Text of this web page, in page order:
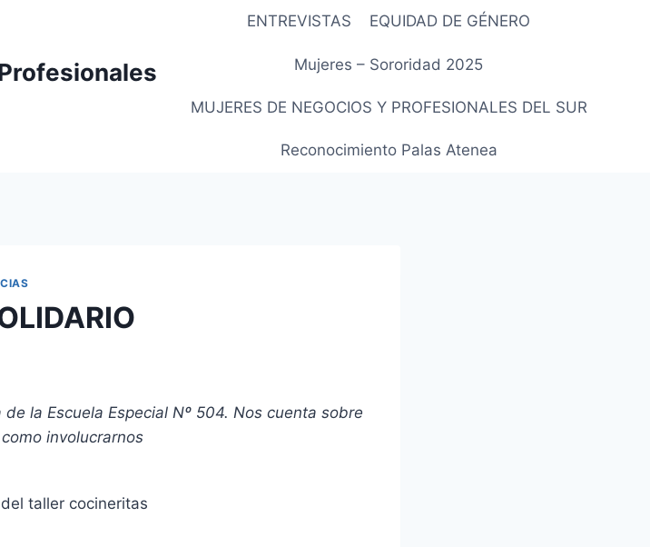
ENTREVISTAS EQUIDAD DE GÉNERO
Mujeres – Sororidad 2025
MUJERES DE NEGOCIOS Y PROFESIONALES DEL SUR
Reconocimiento Palas Atenea
la Escuela Especial Nº 504. Nos cuenta sobre
involucrarnos
taller cocineritas